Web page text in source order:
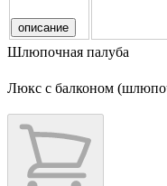
описание
Шлюпочная палуба
Люкс с балконом